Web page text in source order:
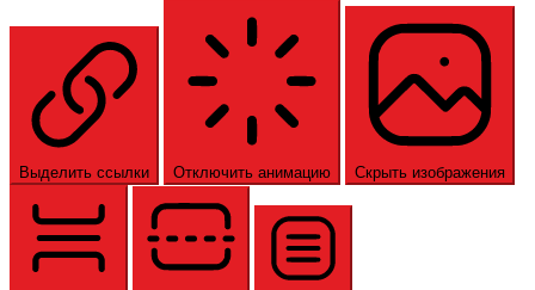
Выделить ссылки Отключить анимацию Скрыть изображения